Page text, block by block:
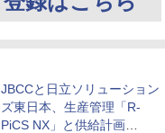
JBCCと日立ソリューション
ズ東日本、生産管理「R-
PiCS NX」と供給計画